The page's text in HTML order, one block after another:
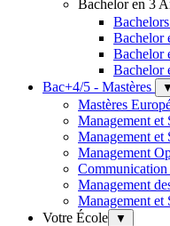
Bachelor en 3
Bachelor
Bachelor
Bachelor
Bac+4/5 - Mastères
▼
Mastères
Management et
Management et
Management
Management
Management et
Votre École
▼